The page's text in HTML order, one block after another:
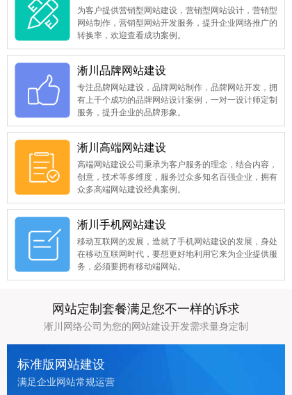
为客户提供营销型网站建设，营销型网站设计，营销型
网站制作，营销型网站开发服务，提升企业网络推广的
转换率，欢迎查看成功案例。
淅川品牌网站建设
专注品牌网站建设，品牌网站制作，品牌网站开发，拥
有上千个成功的品牌网站设计案例，一对一设计师定制
服务，提升企业的品牌形象。
淅川高端网站建设
高端网站建设公司秉承为客户服务的理念，结合内容，
创意，技术等多维度，服务过众多知名百强企业，拥有
众多高端网站建设经典案例。
淅川手机网站建设
移动互联网的发展，造就了手机网站建设的发展，身处
在移动互联网时代，要想更好地利用它来为企业提供服
务，必须要拥有移动端网站。
网站定制套餐满足您不一样的诉求
淅川网络公司为您的网站建设开发需求量身定制
标准版网站建设
满足企业网站常规运营